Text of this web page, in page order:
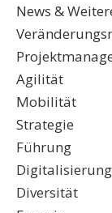
News &
Agilität
Mobilität
Strategie
Führung
Digitalisierung
Diversität